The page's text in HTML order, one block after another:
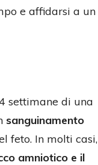
e affidarsi a un
settimane di una
sanguinamento
feto. In molti casi,
amniotico e il